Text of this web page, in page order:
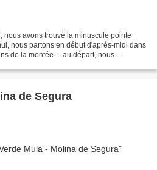
nous avons trouvé la minuscule pointe
nous partons en début d'après-midi dans
de la montée.... au départ, nous
de Segura